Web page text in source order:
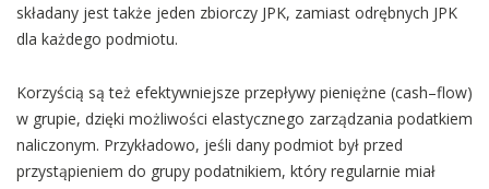
składany jest także jeden zbiorczy JPK, zamiast odrębnych JPK
dla każdego podmiotu.
Korzyścią są też efektywniejsze przepływy pieniężne (cash–flow)
w grupie, dzięki możliwości elastycznego zarządzania podatkiem
naliczonym. Przykładowo, jeśli dany podmiot był przed
przystąpieniem do grupy podatnikiem, który regularnie miał